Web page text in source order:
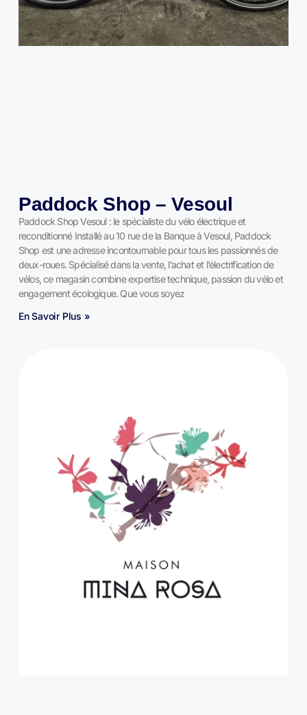
Paddock Shop – Vesoul
Paddock Shop Vesoul : le spécialiste du vélo électrique et
reconditionné Installé au 10 rue de la Banque à Vesoul, Paddock
Shop est une adresse incontournable pour tous les passionnés de
deux-roues. Spécialisé dans la vente, l’achat et l’électrification de
vélos, ce magasin combine expertise technique, passion du vélo et
engagement écologique. Que vous soyez
En Savoir Plus »